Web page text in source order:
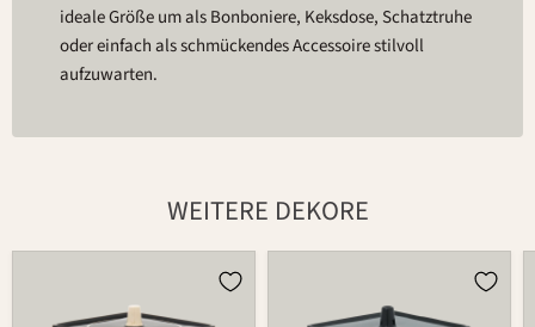
ideale Größe um als Bonboniere, Keksdose, Schatztruhe
oder einfach als schmückendes Accessoire stilvoll
aufzuwarten.
WEITERE DEKORE